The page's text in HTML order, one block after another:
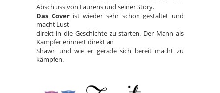
Abschluss von Laurens und seiner Story.
Das Coverist wieder sehr schön gestaltet und
macht Lust
direkt in die Geschichte zu starten. Der Mann als
Kämpfer erinnert direkt an
Shawn und wie er gerade sich bereit macht zu
kämpfen.